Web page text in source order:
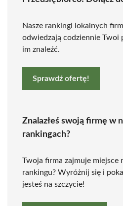
Nasze rankingi lokalnych
odwiedzają codziennie Twoi
im znaleźć.
Sprawdź ofertę!
Znalazłeś swoją firmę w
rankingach?
Twoja firma zajmuje miejsce
rankingu? Wyróżnij się i
jesteś na szczycie!